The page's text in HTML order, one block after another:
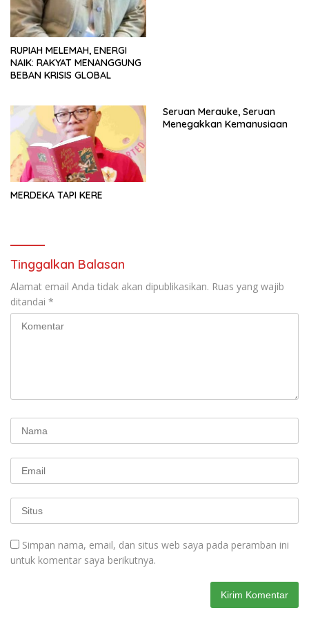
RUPIAH MELEMAH, ENERGI
NAIK: RAKYAT MENANGGUNG
BEBAN KRISIS GLOBAL
MERDEKA TAPI KERE
Seruan Merauke, Seruan
Menegakkan Kemanusiaan
Tinggalkan Balasan
Alamat email Anda tidak akan dipublikasikan. Ruas yang wajib
ditandai *
Simpan nama, email, dan situs web saya pada peramban ini
untuk komentar saya berikutnya.